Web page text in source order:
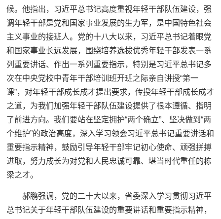
候。他指出，习近平总书记高度重视年轻干部队伍建设，强
调年轻干部是党和国家事业发展的生力军，是中国特色社会
主义事业的接班人。党的十八大以来，习近平总书记着眼党
和国家事业长远发展，围绕培养选拔优秀年轻干部发表一系
列重要讲话、作出一系列重要指示，特别是习近平总书记多
次在中央党校中青年干部培训班开班之际亲自讲授“第一
课”，对年轻干部成长成才提出要求，传授年轻干部成长成才
之道，为我们加强年轻干部队伍建设提供了根本遵循、指明
了前进方向。我们要站在坚定拥护“两个确立”、坚决做到“两
个维护”的政治高度，深入学习领会习近平总书记重要讲话和
重要指示精神，鼓励引导年轻干部牢记初心使命、顽强拼搏
进取，努力成长为对党和人民忠诚可靠、堪当时代重任的栋
梁之才。
郝鹏强调，党的二十大以来，省委深入学习贯彻习近平
总书记关于年轻干部队伍建设的重要讲话和重要指示精神，